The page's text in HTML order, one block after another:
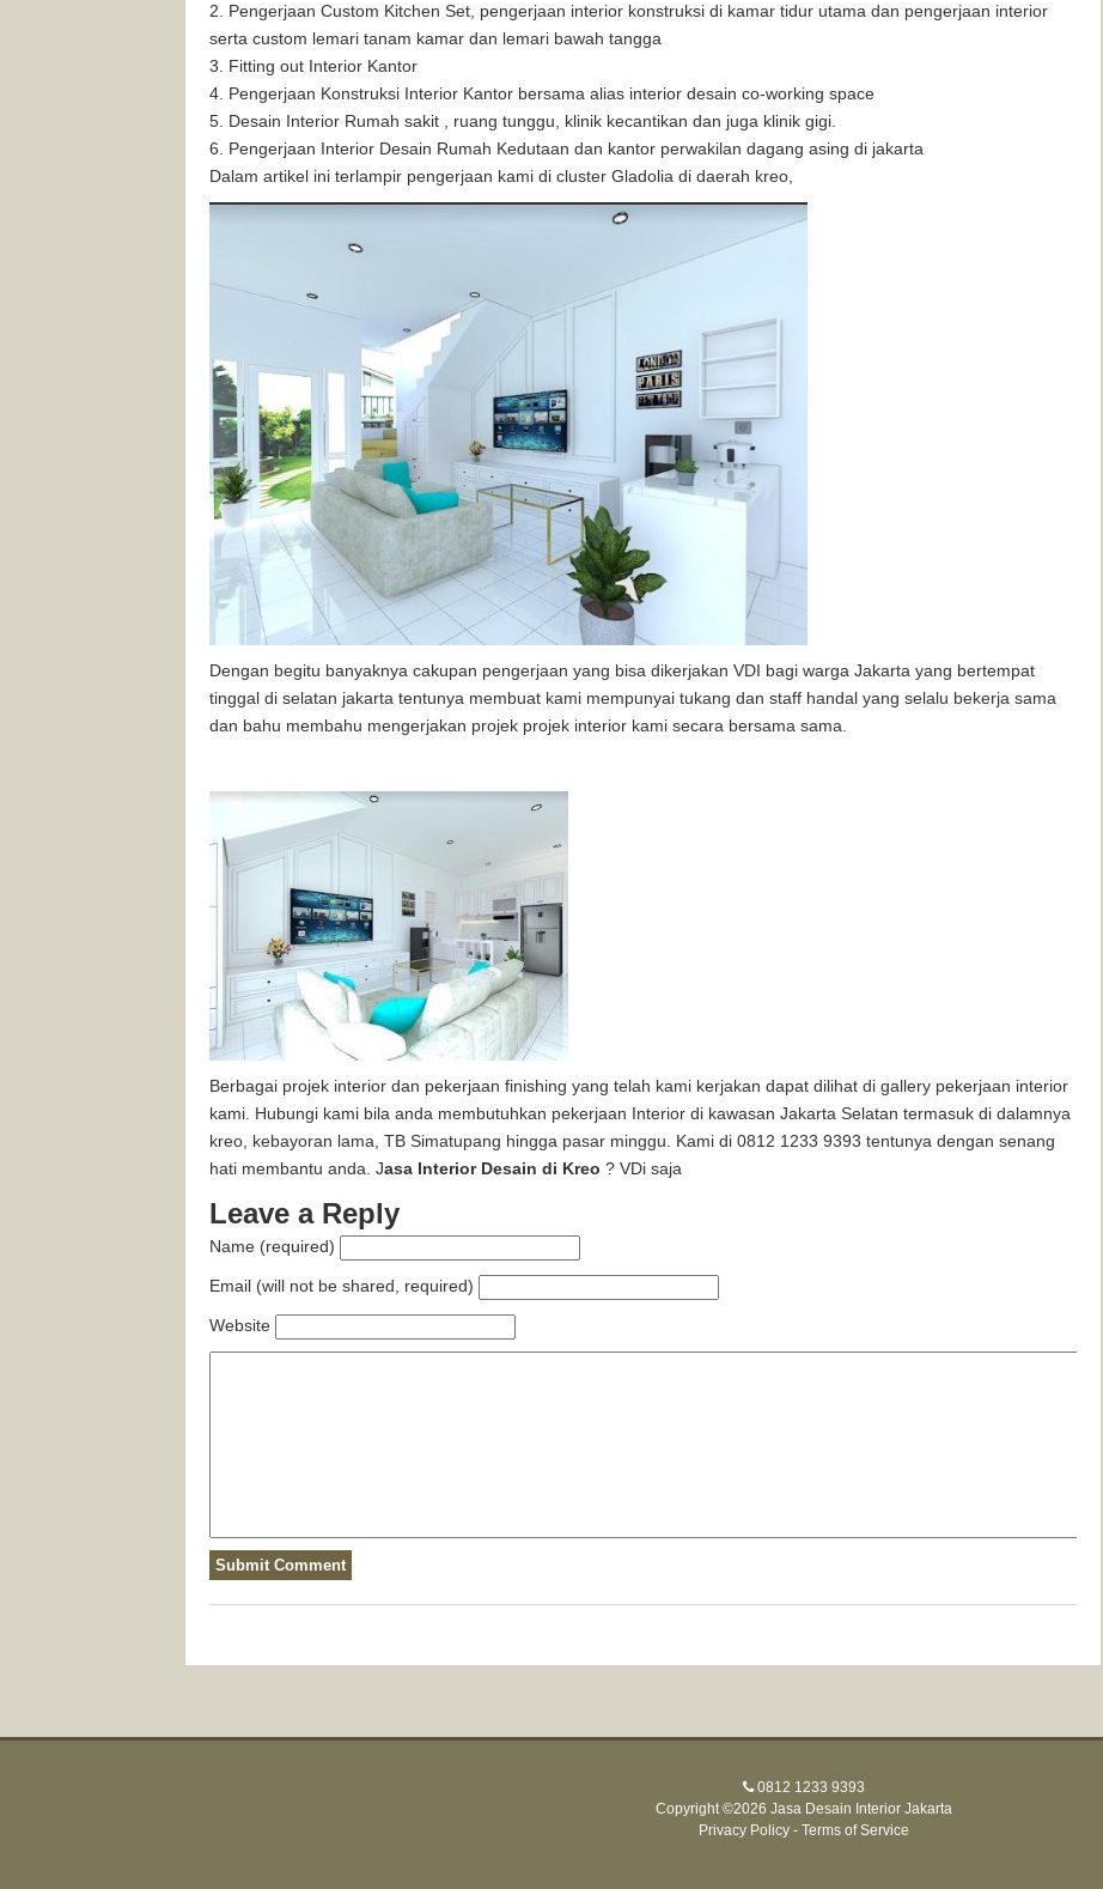
Pengerjaan Custom Kitchen Set, pengerjaan interior konstruksi di kamar tidur utama dan pengerjaan interior
serta custom lemari tanam kamar dan lemari bawah tangga
Fitting out Interior Kantor
Pengerjaan Konstruksi Interior Kantor bersama alias interior desain co-working space
Desain Interior Rumah sakit , ruang tunggu, klinik kecantikan dan juga klinik gigi.
Pengerjaan Interior Desain Rumah Kedutaan dan kantor perwakilan dagang asing di jakarta
Dalam artikel ini terlampir pengerjaan kami di cluster Gladolia di daerah kreo,
Dengan begitu banyaknya cakupan pengerjaan yang bisa dikerjakan VDI bagi warga Jakarta yang bertempat
tinggal di selatan jakarta tentunya membuat kami mempunyai tukang dan staff handal yang selalu bekerja sama
dan bahu membahu mengerjakan projek projek interior kami secara bersama sama.
Berbagai projek interior dan pekerjaan finishing yang telah kami kerjakan dapat dilihat di gallery pekerjaan interior
kami. Hubungi kami bila anda membutuhkan pekerjaan Interior di kawasan Jakarta Selatan termasuk di dalamnya
kreo, kebayoran lama, TB Simatupang hingga pasar minggu. Kami di 0812 1233 9393 tentunya dengan senang
hati membantu anda. Jasa Interior Desain di Kreo ? VDi saja
Leave a Reply
Name (required)
Email (will not be shared, required)
Website
0812 1233 9393
Copyright ©2026 Jasa Desain Interior Jakarta
Privacy Policy - Terms of Service